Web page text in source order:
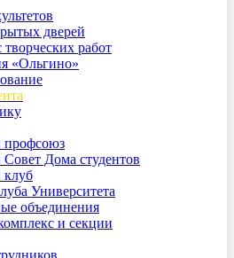
дверей
работ
«Ольгино»
профсоюз
Дома студентов
клуб
Университета
объединения
и секции